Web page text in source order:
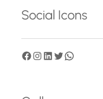
Social Icons
F
c
I
s
L
n
T
i
W